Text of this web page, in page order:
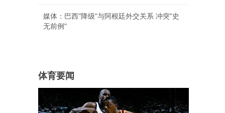
媒体：巴西"降级"与阿根廷外交关系 冲突"史
无前例"
体育要闻